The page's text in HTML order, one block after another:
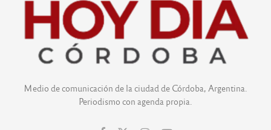
Medio de comunicación de la ciudad de Córdoba, Argentina.
Periodismo con agenda propia.